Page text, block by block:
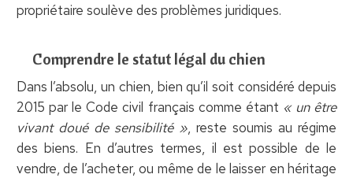
propriétaire soulève des problèmes juridiques.
Comprendre le statut légal du chien
Dans l’absolu, un chien, bien qu’il soit considéré depuis
2015 par le Code civil français comme étant « un être
vivant doué de sensibilité », reste soumis au régime
des biens. En d’autres termes, il est possible de le
vendre, de l’acheter, ou même de le laisser en héritage